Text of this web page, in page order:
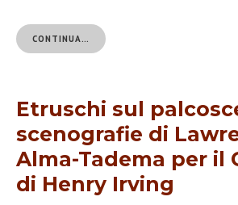
CONTINUA…
Etruschi sul
scenografie di
Alma-Tadema per il
di Henry Irving